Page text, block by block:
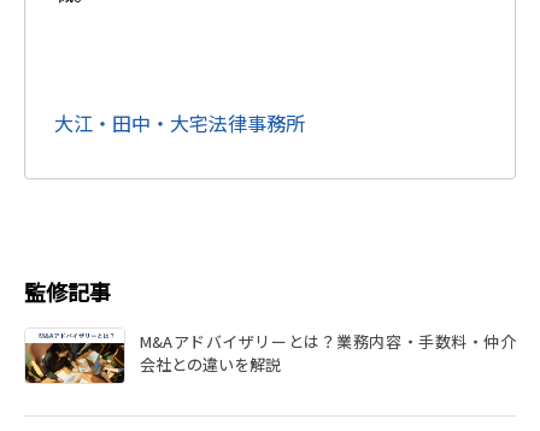
大江・田中・大宅法律事務所
監修記事
M&Aアドバイザリーとは？業務内容・手数料・仲介
会社との違いを解説